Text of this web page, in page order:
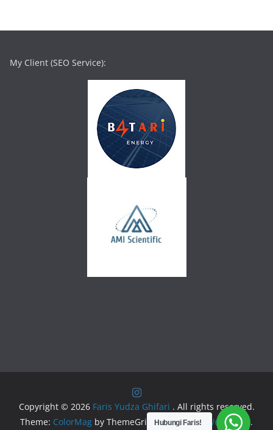
My Client (SEO Service):
Copyright © 2026 Faris Yudza Ghifari . All rights reserved.
Theme: ColorMag by ThemeGrill. Powered by WordPress.
Hubungi Faris!